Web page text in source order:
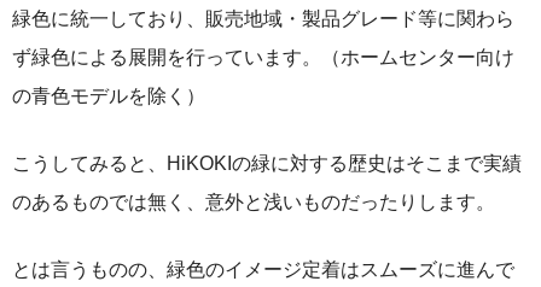
緑色に統一しており、販売地域・製品グレード等に関わら
ず緑色による展開を行っています。（ホームセンター向け
の青色モデルを除く）
こうしてみると、HiKOKIの緑に対する歴史はそこまで実績
のあるものでは無く、意外と浅いものだったりします。
とは言うものの、緑色のイメージ定着はスムーズに進んで